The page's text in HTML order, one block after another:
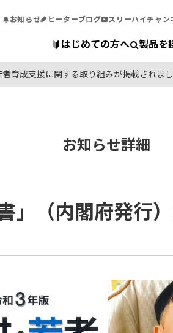
はじめての方へ 製品を
お知らせ ヒーターブログ スリーハイチャン
育成支援に関する取り組みが掲載されまし
お知らせ詳細
」（内閣府発行